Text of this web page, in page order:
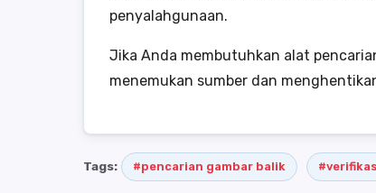
penyalahgunaan.
Jika Anda membutuhkan alat
menemukan sumber dan
Tags: #pencarian gambar balik